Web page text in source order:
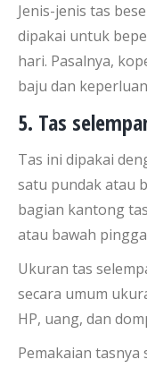
Jenis-jenis tas
dipakai untuk
hari. Pasalnya,
baju dan
5. Tas
Tas ini dipakai
satu pundak atau
bagian kantong
atau bawah
Ukuran tas
secara umum
HP, uang, dan
Pemakaian